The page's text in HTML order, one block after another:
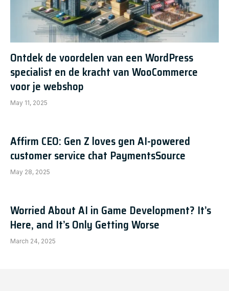
Ontdek de voordelen van een WordPress
specialist en de kracht van WooCommerce
voor je webshop
May 11, 2025
Affirm CEO: Gen Z loves gen AI-powered
customer service chat PaymentsSource
May 28, 2025
Worried About AI in Game Development? It’s
Here, and It’s Only Getting Worse
March 24, 2025